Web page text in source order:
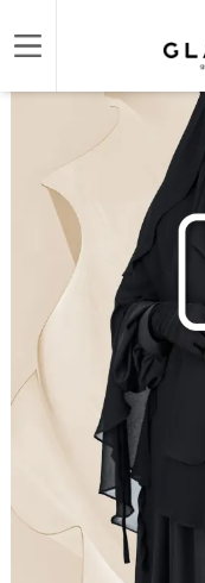
Home/HIJAB & NIQAB/ABRU-